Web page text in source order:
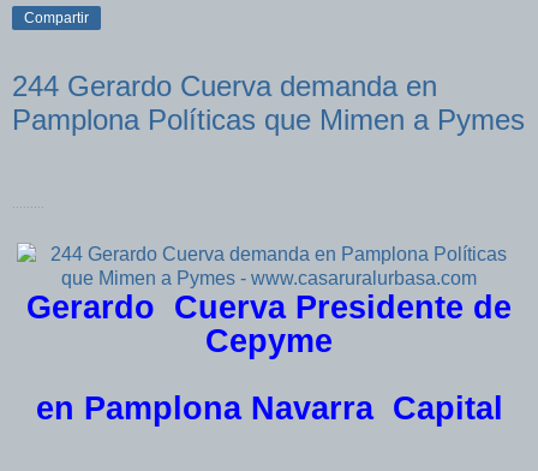
Compartir
244 Gerardo Cuerva demanda en
Pamplona Políticas que Mimen a Pymes
Gerardo Cuerva Presidente de
Cepyme
en Pamplona Navarra Capital